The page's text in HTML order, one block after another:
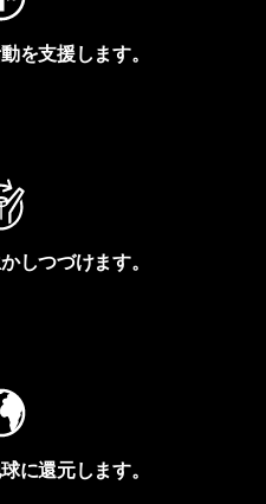
を支援します。
しつづけます。
に還元します。